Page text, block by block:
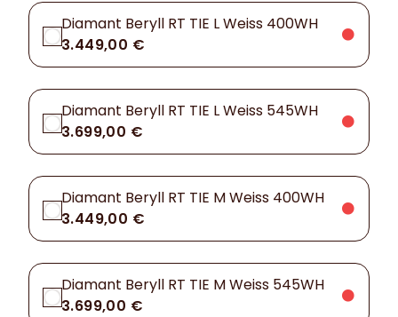
Diamant Beryll RT TIE L Weiss 400WH
3.449,00 €
Diamant Beryll RT TIE L Weiss 545WH
3.699,00 €
Diamant Beryll RT TIE M Weiss 400WH
3.449,00 €
Diamant Beryll RT TIE M Weiss 545WH
3.699,00 €